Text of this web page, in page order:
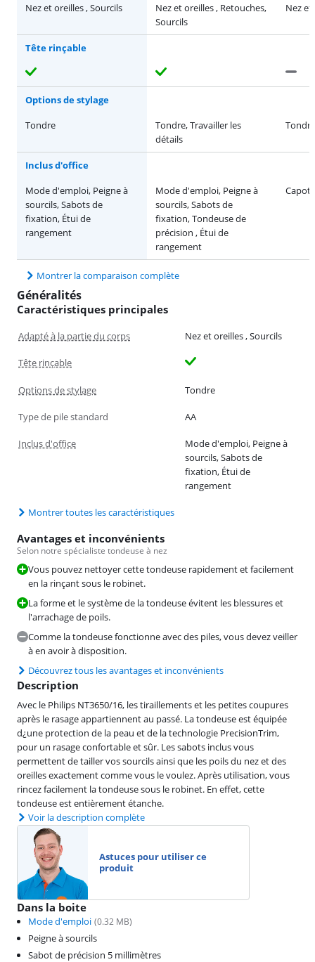
Nez et oreilles , Sourcils
Nez et oreilles , Retouches,
Sourcils
Nez et
Tête rinçable
Options de stylage
Tondre
Tondre, Travailler les
détails
Tondre
Inclus d'office
Mode d'emploi, Peigne à
sourcils, Sabots de
fixation, Étui de
rangement
Mode d'emploi, Peigne à
sourcils, Sabots de
fixation, Tondeuse de
précision , Étui de
rangement
Capot
Montrer la comparaison complète
Généralités
Caractéristiques principales
Adapté à la partie du corps Nez et oreilles , Sourcils
Tête rinçable
Options de stylage Tondre
Type de pile standard AA
Inclus d'office
Mode d'emploi, Peigne à
sourcils, Sabots de
fixation, Étui de
rangement
Montrer toutes les caractéristiques
Avantages et inconvénients
Selon notre spécialiste tondeuse à nez
Vous pouvez nettoyer cette tondeuse rapidement et facilement
en la rinçant sous le robinet.
La forme et le système de la tondeuse évitent les blessures et
l'arrachage de poils.
Comme la tondeuse fonctionne avec des piles, vous devez veiller
à en avoir à disposition.
Découvrez tous les avantages et inconvénients
Description
Avec le Philips NT3650/16, les tiraillements et les petites coupures
après le rasage appartiennent au passé. La tondeuse est équipée
d¿une protection de la peau et de la technologie PrecisionTrim,
pour un rasage confortable et sûr. Les sabots inclus vous
permettent de tailler vos sourcils ainsi que les poils du nez et des
oreilles exactement comme vous le voulez. Après utilisation, vous
rincez facilement la tondeuse sous le robinet. En effet, cette
tondeuse est entièrement étanche.
Voir la description complète
Astuces pour utiliser ce
produit
Dans la boite
Mode d'emploi (0.32 MB)
Peigne à sourcils
Sabot de précision 5 millimètres